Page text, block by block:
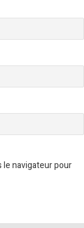
le navigateur pour